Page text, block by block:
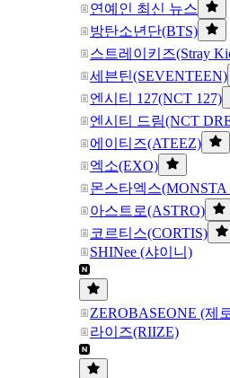
연예인 최신 뉴스
방탄소년단(BTS)
스트레이키즈(Stray
세븐틴(SEVENTEEN)
엔시티 127(NCT 127)
엔시티 드림(NCT
에이티즈(ATEEZ)
엑소(EXO)
몬스타엑스(MONSTA
아스트로(ASTRO)
코르티스(CORTIS)
SHINee (샤이니)
ZEROBASEONE (제
라이즈(RIIZE)